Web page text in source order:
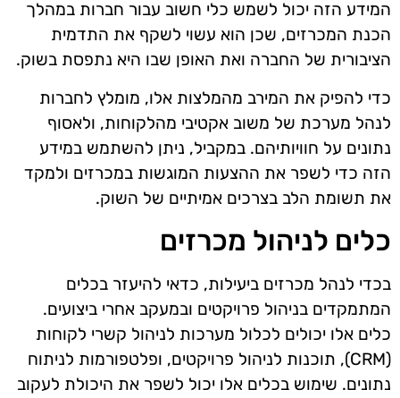
המידע הזה יכול לשמש כלי חשוב עבור חברות במהלך
הכנת המכרזים, שכן הוא עשוי לשקף את התדמית
הציבורית של החברה ואת האופן שבו היא נתפסת בשוק.
כדי להפיק את המירב מהמלצות אלו, מומלץ לחברות
לנהל מערכת של משוב אקטיבי מהלקוחות, ולאסוף
נתונים על חוויותיהם. במקביל, ניתן להשתמש במידע
הזה כדי לשפר את ההצעות המוגשות במכרזים ולמקד
את תשומת הלב בצרכים אמיתיים של השוק.
כלים לניהול מכרזים
בכדי לנהל מכרזים ביעילות, כדאי להיעזר בכלים
המתמקדים בניהול פרויקטים ובמעקב אחרי ביצועים.
כלים אלו יכולים לכלול מערכות לניהול קשרי לקוחות
(CRM), תוכנות לניהול פרויקטים, ופלטפורמות לניתוח
נתונים. שימוש בכלים אלו יכול לשפר את היכולת לעקוב